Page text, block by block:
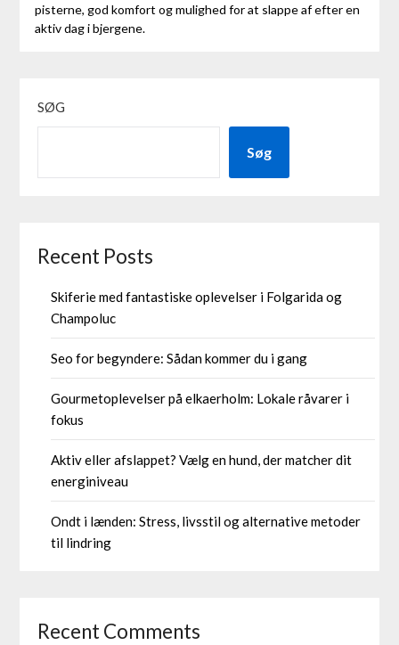
pisterne, god komfort og mulighed for at slappe af efter en
aktiv dag i bjergene.
SØG
Søg
Recent Posts
Skiferie med fantastiske oplevelser i Folgarida og
Champoluc
Seo for begyndere: Sådan kommer du i gang
Gourmetoplevelser på elkaerholm: Lokale råvarer i
fokus
Aktiv eller afslappet? Vælg en hund, der matcher dit
energiniveau
Ondt i lænden: Stress, livsstil og alternative metoder
til lindring
Recent Comments